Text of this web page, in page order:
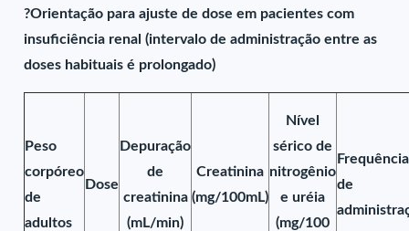
?Orientação para ajuste de dose em pacientes com
insuficiência renal (intervalo de administração entre as
doses habituais é prolongado)
Peso
corpóreo
de
adultos
Dose
Depuração
de
creatinina
(mL/min)
Creatinina
(mg/100mL)
Nível
sérico de
nitrogênio
e uréia
(mg/100
Frequência
de